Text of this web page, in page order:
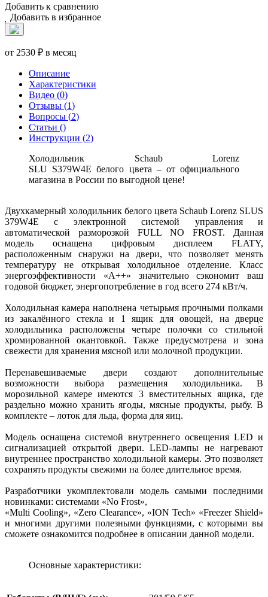
Добавить к сравнению
Добавить в избранное
от 2530 ₽ в месяц
Описание
Характеристики
Видео (0)
Отзывы (1)
Вопросы (2)
Статьи ()
Инструкции (2)
Холодильник Schaub Lorenz
SLU S379W4E белого цвета – от официального
магазина в России по выгодной цене!
Двухкамерный холодильник белого цвета Schaub Lorenz SLUS
379W4E
с электронной системой управления и
автоматической разморозкой FULL NO FROST. Данная
модель оснащена цифровым дисплеем FLATY,
расположенным снаружи на двери, что позволяет менять
температуру не открывая холодильное отделение. Класс
энергоэффективности «А++» значительно сэкономит ваш
годовой бюджет, энергопотребление в год всего 274 кВт/ч.
Холодильная камера наполнена четырьмя прочными полками
из закалённого стекла и 1 ящик для овощей, на дверце
холодильника расположены четыре полочки со стильной
хромированной окантовкой. Также предусмотрена и зона
свежести для хранения мясной или молочной продукции.
Перенавешиваемые двери создают дополнительные
возможности выбора размещения холодильника. В
морозильной камере имеются 3 вместительных ящика, где
раздельно можно хранить ягоды, мясные продукты, рыбу. В
комплекте – лоток для льда, форма для яиц.
Модель оснащена системой внутреннего освещения LED и
сигнализацией открытой двери. LED-лампы не нагревают
внутреннее пространство холодильной камеры. Это позволяет
сохранять продукты свежими на более длительное время.
Разработчики укомплектовали модель самыми последними
новинками: системами «No Frost»,
«Multi Cooling», «Zero Clearance», «ION Tech» «Freezer Shield»
и многими другими полезными функциями, с которыми вы
сможете ознакомится подробнее в описании данной модели.
Основные характеристики: